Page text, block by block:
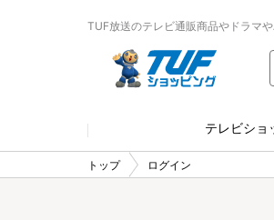
TUF放送のテレビ通販商品やドラマ
テレビショ
トップ ログイン